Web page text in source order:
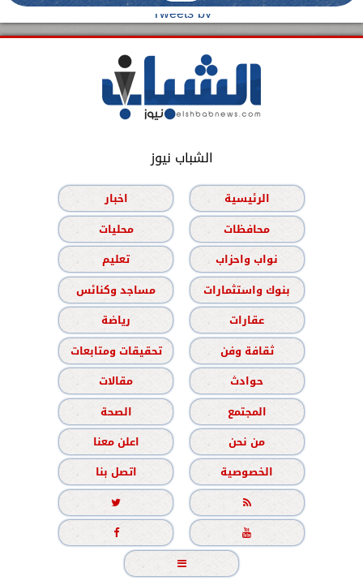
Tweets by
الشباب نيوز
الرئيسية
اخبار
محافظات
محليات
نواب واحزاب
تعليم
بنوك واستثمارات
مساجد وكنائس
عقارات
رياضة
ثقافة وفن
تحقيقات ومتابعات
حوادث
مقالات
المجتمع
الصحة
من نحن
اعلن معنا
الخصوصية
اتصل بنا




